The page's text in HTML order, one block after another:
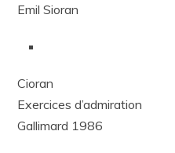
Emil Sioran
Cioran
Exercices d’admiration
Gallimard 1986